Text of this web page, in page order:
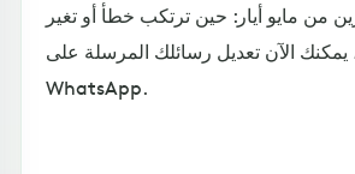
من مايو أيار: حين ترتكب خطأ أو تغير
يمكنك الآن تعديل رسائلك المرسلة على
WhatsApp.